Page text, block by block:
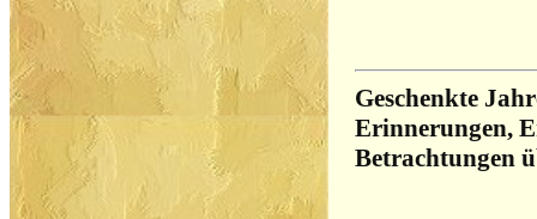
Geschenkte
Erinnerungen,
Betrachtungen